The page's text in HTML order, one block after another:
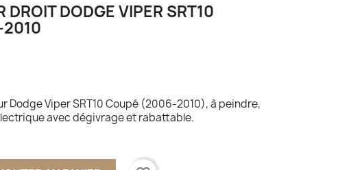
DROIT DODGE VIPER SRT10
Dodge Viper SRT10 Coupé (2006-2010), à peindre,
avec dégivrage et rabattable.